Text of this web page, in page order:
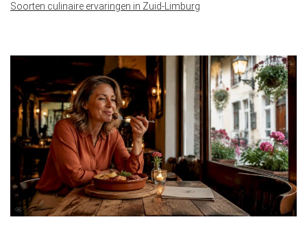
Soorten culinaire ervaringen in Zuid-Limburg